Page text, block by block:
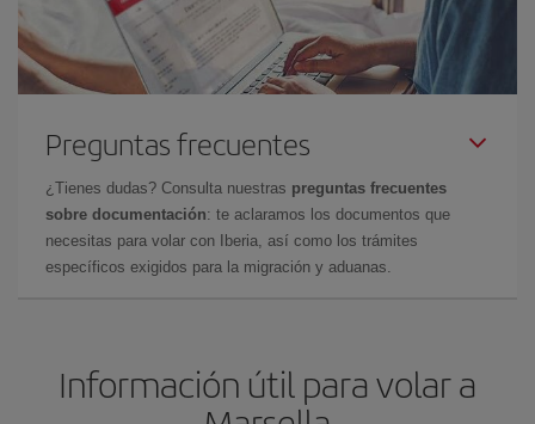
Preguntas frecuentes
¿Tienes dudas? Consulta nuestras preguntas frecuentes
sobre documentación: te aclaramos los documentos que
necesitas para volar con Iberia, así como los trámites
específicos exigidos para la migración y aduanas.
Información útil para volar a